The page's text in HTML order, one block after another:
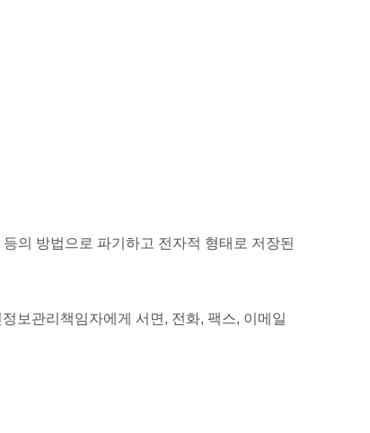
의 방법으로 파기하고 전자적 형태로 저장된
보관리책임자에게 서면, 전화, 팩스, 이메일